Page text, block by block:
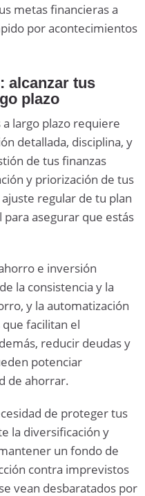
metas financieras a
por acontecimientos
alcanzar tus
plazo
largo plazo requiere
detallada, disciplina, y
de tus finanzas
y priorización de tus
regular de tu plan
para asegurar que estás
e inversión
la consistencia y la
y la automatización
facilitan el
reducir deudas y
potenciar
de ahorrar.
de proteger tus
la diversificación y
un fondo de
contra imprevistos
vean desbaratados por